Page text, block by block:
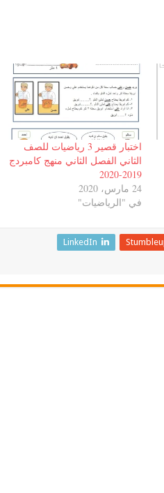
اختبار قصير 3 رياضيات للصف
الثاني الفصل الثاني منهج كامبردج
2019-2020
24 مارس، 2020
في "الرياضيات"
LinkedIn